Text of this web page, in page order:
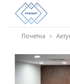
Почетна